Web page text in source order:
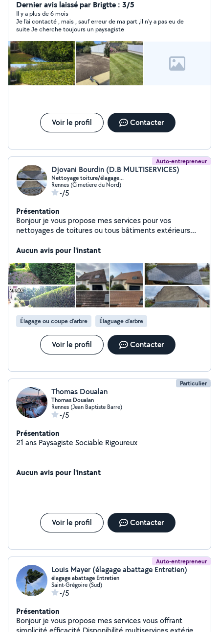
Dernier avis laissé par Brigtte : 3/5
Il y a plus de 6 mois
Je l'ai contacté , mais , sauf erreur de ma part ,il n'y a pas eu de
suite Je cherche toujours un paysagiste
Voir le profil Contacter
Auto-entrepreneur
Djovani Bourdin (D.B MULTISERVICES)
Nettoyage toiture/élagage...
Rennes (Cimetiere du Nord)
-/5
Présentation
Bonjour je vous propose mes services pour vos
nettoyages de toitures ou tous bâtiments extérieurs
pelouse, petit muret...) Travail soigné et intervention
pour tous renseignements
Aucun avis pour l'instant
Élagage ou coupe d'arbre Élaguage d'arbre
Voir le profil Contacter
Particulier
Thomas Doualan
Thomas Doualan
Rennes (Jean Baptiste Barre)
-/5
Présentation
21 ans Paysagiste Sociable Rigoureux
Aucun avis pour l'instant
Voir le profil Contacter
Auto-entrepreneur
Louis Mayer (élagage abattage Entretien)
élagage abattage Entretien
Saint-Grégoire (Sud)
-/5
Présentation
Bonjour je vous propose mes services vous offrant